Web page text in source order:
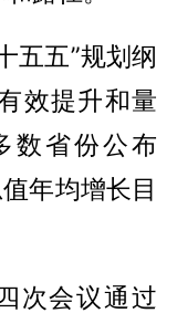
五五”规划纲
效提升和量
数省份公布
年均增长目
次会议通过